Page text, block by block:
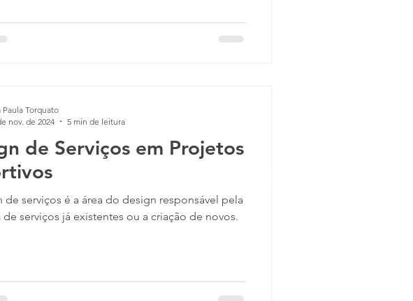
de Serviços em Projetos
de serviços é a área do design responsável pela
serviços já existentes ou a criação de novos.
Paula Torquato
nov. de 2024
5 min de leitura